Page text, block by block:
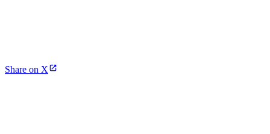
Share on X